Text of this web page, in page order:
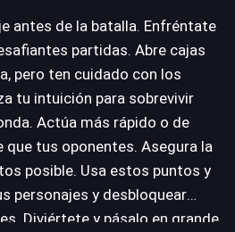
moneda de progreso,
y desbloquear una
jugables, lo que añade
a cada enfrentamiento.
de juego en línea sin
accesible directamente desde
la necesidad de descargas. Su
navegadores web
esté al alcance de la mano,
antes de la batalla. Enfréntate
partidas. Abre cajas
pero ten cuidado con los
tu intuición para sobrevivir
Actúa más rápido o de
tus oponentes. Asegura la
posible. Usa estos puntos y
personajes y desbloquear
Diviértete y pásalo en grande